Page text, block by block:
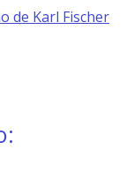
de Karl Fischer